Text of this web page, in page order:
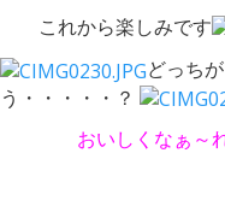
これから楽しみです
どっちが
う・・・・・？
おいしくなぁ～